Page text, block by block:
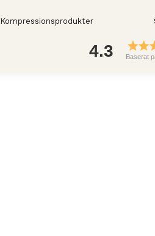
Kompressionsprodukter
4.3 Baserat